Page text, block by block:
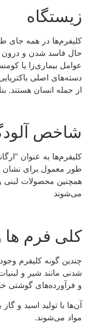
زیستگاه
کلیفرم‌ها در همه جای
حال فاسد شدن و درون
دسته‌های اصلی
از جمله انسان هستند.
شاخص
کلیفرم‌ها به عنوان
طور معمول برای نشان
همچنین محصولات لبنی
می‌شوند
کلی فرم ها
چندین گونه کلیفرم
شدنی مانند شیر و
و فرآورده‌های گوشتی
آن‌ها با تولید اسید و
مواد می‌شوند.